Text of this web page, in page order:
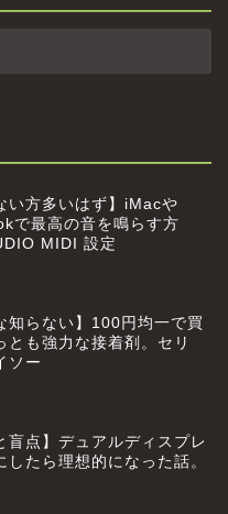
い方多いはず】iMacや
で最高の音を鳴らす方
MIDI 設定
知らない】100円均一で買
とも強力な接着剤。セリ
ソー
盲点】デュアルディスプレ
たら理想的になった話。
home
category